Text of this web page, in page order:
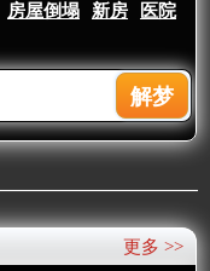
房屋倒塌 新房
医院
更多 >>